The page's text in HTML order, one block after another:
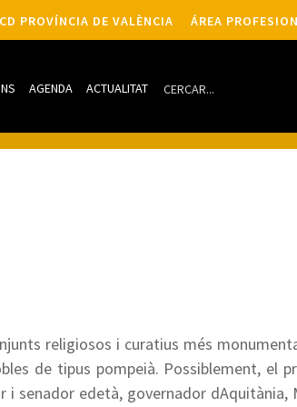
PROVÍNCIA DE VALÈNCIA ÁREA
AGENDA ACTUALITAT
religiosos i curatius més
de tipus pompeià. Possiblement, el
senador edetà, governador dAquitània,